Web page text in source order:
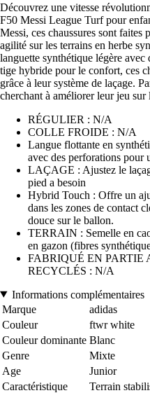
Découvrez une vitesse
F50 Messi League Turf pour
Messi, ces chaussures sont
agilité sur les terrains en herbe
languette synthétique légère
tige hybride pour le confort, ces
grâce à leur système de laçage.
cherchant à améliorer leur jeu sur
RÉGULIER : N/A
COLLE FROIDE : N/A
Langue flottante en
avec des perforations
LAÇAGE : Ajustez le
pied a besoin
Hybrid Touch : Offre un
dans les zones de contact
douce sur le ballon.
TERRAIN : Semelle en
en gazon (fibres
FABRIQUÉ EN PARTIE
RECYCLÉS : N/A
Informations complémentaires
Marque
adidas
Couleur
ftwr white
Couleur dominante Blanc
Genre
Mixte
Age
Junior
Caractéristique
Terrain